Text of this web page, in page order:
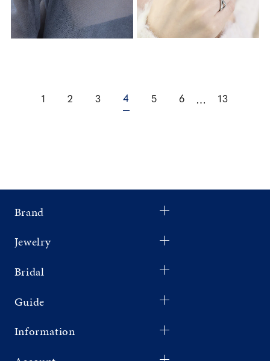
1 2 3 4 5 6 ⋯ 13
Brand
Jewelry
Bridal
Guide
Information